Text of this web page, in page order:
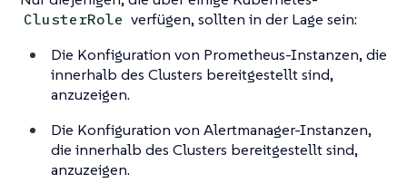
ClusterRole verfügen, sollten in der Lage sein:
Die Konfiguration von Prometheus-Instanzen, die
innerhalb des Clusters bereitgestellt sind,
anzuzeigen.
Die Konfiguration von Alertmanager-Instanzen,
die innerhalb des Clusters bereitgestellt sind,
anzuzeigen.